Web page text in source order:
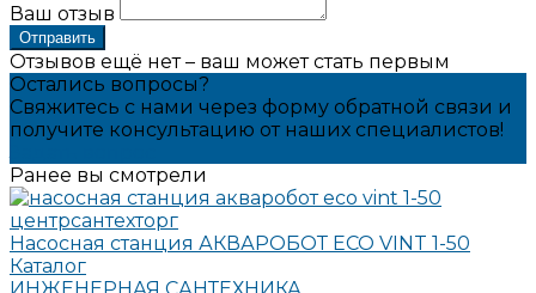
Ваш отзыв
Отправить
Отзывов ещё нет – ваш может стать первым
Остались вопросы?
Свяжитесь с нами через форму обратной связи и
получите консультацию от наших специалистов!
Ранее вы смотрели
Насосная станция АКВАРОБОТ ECO VINT 1-50
Каталог